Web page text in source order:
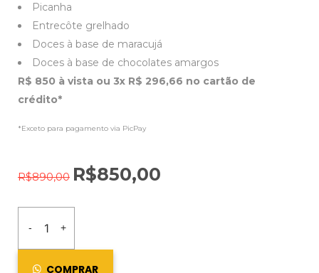
Picanha
Entrecôte grelhado
Doces à base de maracujá
Doces à base de chocolates amargos
R$ 850 à vista ou 3x R$ 296,66 no cartão de
crédito*
*Exceto para pagamento via PicPay
R$890,00 R$850,00
- +
COMPRAR